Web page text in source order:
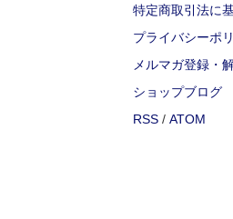
特定商取引法に
プライバシーポ
メルマガ登録・
ショップブログ
RSS / ATOM